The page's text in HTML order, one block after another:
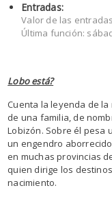
Entradas:
Valor de las
Última función:
Lobo está?
Cuenta la leyenda de
de una familia, de
Lobizón. Sobre él pesa
un engendro
en muchas provincias
quien dirige los
nacimiento.